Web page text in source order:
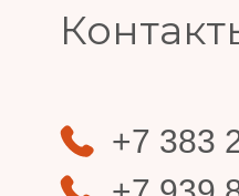
+7 383